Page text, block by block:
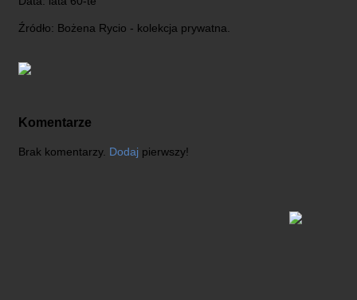
Źródło: Bożena Rycio - kolekcja prywatna.
Komentarze
Brak komentarzy. Dodaj pierwszy!